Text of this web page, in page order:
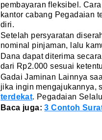
pembayaran fleksibel.
kantor cabang Pegadaian
diri.
Setelah persyaratan
nominal pinjaman, lalu
Dana dapat diterima
dari Rp2.000 sesuai
Gadai Jaminan Lainnya
jika ingin mengajukannya,
terdekat. Pegadaian
Baca juga:3 Contoh